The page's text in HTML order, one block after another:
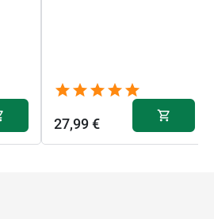
27,99 €